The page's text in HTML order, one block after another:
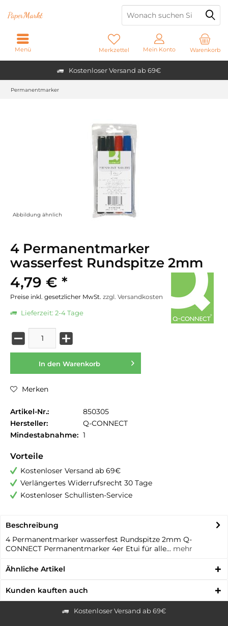
Kostenloser Versand ab 69€
PaperMarkt
Warenkorb
Merkzettel Mein Konto
Menü
Permanentmarker
Abbildung ähnlich
4 Permanentmarker
wasserfest Rundspitze 2mm
4,79 € *
Preise inkl. gesetzlicher MwSt. zzgl. Versandkosten
Lieferzeit: 2-4 Tage
In den Warenkorb
Merken
Artikel-Nr.:
850305
Hersteller:
Q-CONNECT
Mindestabnahme: 1
Vorteile
Kostenloser Versand ab 69€
Verlängertes Widerrufsrecht 30 Tage
Kostenloser Schullisten-Service
Beschreibung
4 Permanentmarker wasserfest Rundspitze 2mm Q-
CONNECT Permanentmarker 4er Etui für alle... mehr
Ähnliche Artikel
Kunden kauften auch
Kostenloser Versand ab 69€